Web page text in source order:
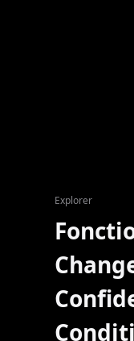
Explorer